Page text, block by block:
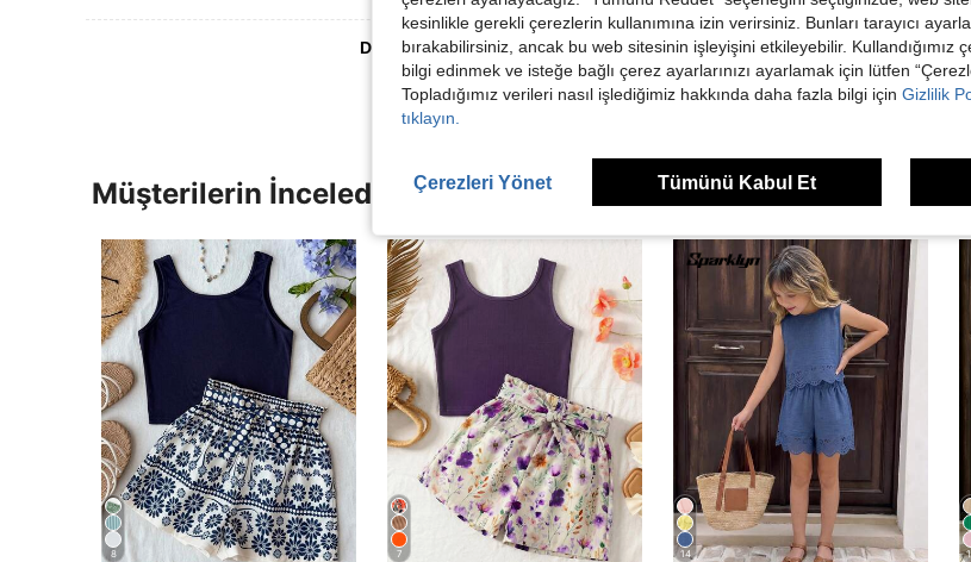
Daha Fazla Değerlendirme Görüntüle
Müşterilerin İncelediği Diğer Ürünler
8 7 14
kesinlikle gerekli çerezlerin kullanımına izin verirsiniz. Bunları tarayıcı
bırakabilirsiniz, ancak bu web sitesinin işleyişini etkileyebilir. Kullandığımız
bilgi edinmek ve isteğe bağlı çerez ayarlarınızı ayarlamak için lütfen
Topladığımız verileri nasıl işlediğimiz hakkında daha fazla bilgi için Gizlilik
tıklayın.
Çerezleri Yönet Tümünü Kabul Et